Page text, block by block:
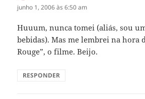
junho 1, 2006 às 6:50 am
Huuum, nunca tomei (aliás, sou
bebidas). Mas me lembrei na hora
Rouge”, o filme. Beijo.
RESPONDER